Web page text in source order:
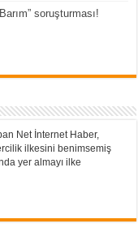
soruşturması!
Net İnternet Haber,
ilkesini benimsemiş
yer almayı ilke